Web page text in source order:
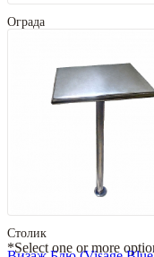
Ограда
Столик
*Select one or more